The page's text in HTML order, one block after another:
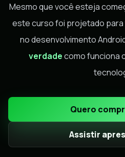
Mesmo que você esteja
este curso foi projetado para
no desenvolvimento
verdadecomo funciona
Quero
Assistir